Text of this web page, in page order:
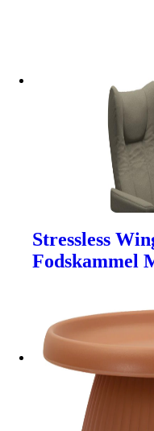
Stressless
Fodskammel